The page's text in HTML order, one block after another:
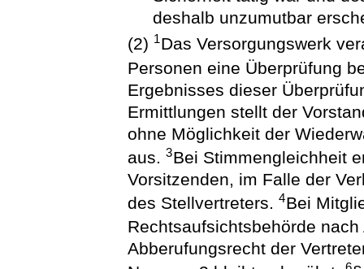
deshalb unzumutbar
(2) 1Das Versorgungswerk
Personen eine Überprüfung
Ergebnisses dieser
Ermittlungen stellt der
ohne Möglichkeit der
aus.3Bei Stimmengleichheit
Vorsitzenden, im Falle der
des Stellvertreters.4Bei
Rechtsaufsichtsbehörde
Abberufungsrecht der